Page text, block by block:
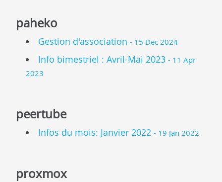
paheko
Gestion d'association - 15 Dec 2024
Info bimestriel : Avril-Mai 2023 - 11 Apr
2023
peertube
Infos du mois: Janvier 2022 - 19 Jan 2022
proxmox